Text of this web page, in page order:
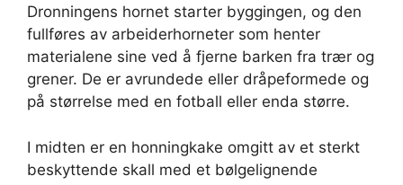
Dronningens hornet starter byggingen, og den
fullføres av arbeiderhorneter som henter
materialene sine ved å fjerne barken fra trær og
grener. De er avrundede eller dråpeformede og
på størrelse med en fotball eller enda større.
I midten er en honningkake omgitt av et sterkt
beskyttende skall med et bølgelignende